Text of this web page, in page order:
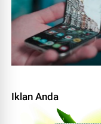
Iklan Anda